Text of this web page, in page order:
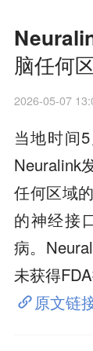
脑任何
2026-05-07
当地时间
Neuralink
任何区域
的神经接
病。
未获得
原文链